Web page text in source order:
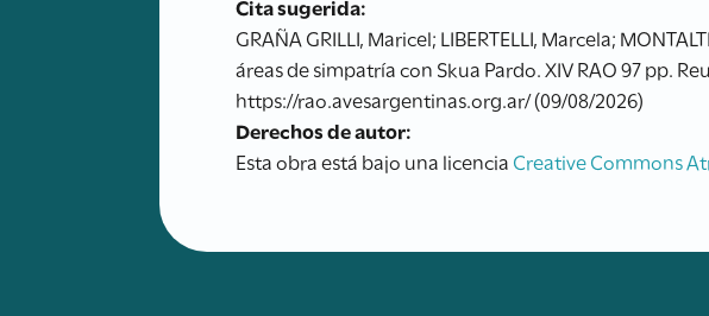
Cita sugerida:
GRAÑA GRILLI, Maricel; LIBERTELLI, Marcela;
áreas de simpatría con Skua Pardo. XIV RAO 97 pp.
https://rao.avesargentinas.org.ar/ (09/08/2026)
Derechos de autor:
Esta obra está bajo una licencia Creative Commons